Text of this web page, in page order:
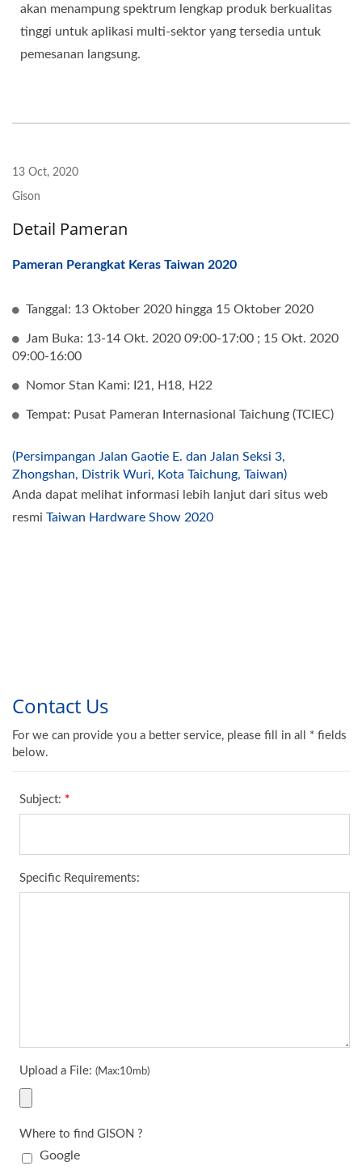
akan menampung spektrum lengkap produk berkualitas
tinggi untuk aplikasi multi-sektor yang tersedia untuk
pemesanan langsung.
13 Oct, 2020
Gison
Detail Pameran
Pameran Perangkat Keras Taiwan 2020
Tanggal: 13 Oktober 2020 hingga 15 Oktober 2020
Jam Buka: 13-14 Okt. 2020 09:00-17:00 ; 15 Okt. 2020
09:00-16:00
Nomor Stan Kami: I21, H18, H22
Tempat: Pusat Pameran Internasional Taichung (TCIEC)
(Persimpangan Jalan Gaotie E. dan Jalan Seksi 3,
Zhongshan, Distrik Wuri, Kota Taichung, Taiwan)
Anda dapat melihat informasi lebih lanjut dari situs web
resmi Taiwan Hardware Show 2020